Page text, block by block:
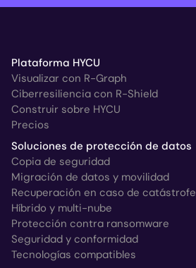
Plataforma HYCU
Visualizar con R-Graph
Ciberresiliencia con R-Shield
Construir sobre HYCU
Precios
Soluciones de protección de datos
Copia de seguridad
Migración de datos y movilidad
Recuperación en caso de catástrofe
Híbrido y multi-nube
Protección contra ransomware
Seguridad y conformidad
Tecnologías compatibles